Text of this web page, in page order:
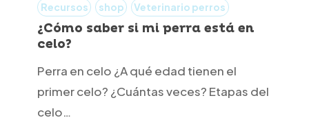
perra
está
Recursos
shop Veterinario perros
¿Cómo saber si mi perra está en
celo?
Perra en celo ¿A qué edad tienen el
primer celo? ¿Cuántas veces? Etapas del
celo…